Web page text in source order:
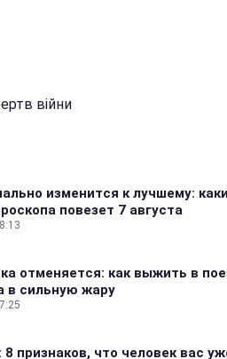
війни
изменится к лучшему:
повезет 7 августа
отменяется: как выжить в
в сильную жару
8 признаков, что человек вас